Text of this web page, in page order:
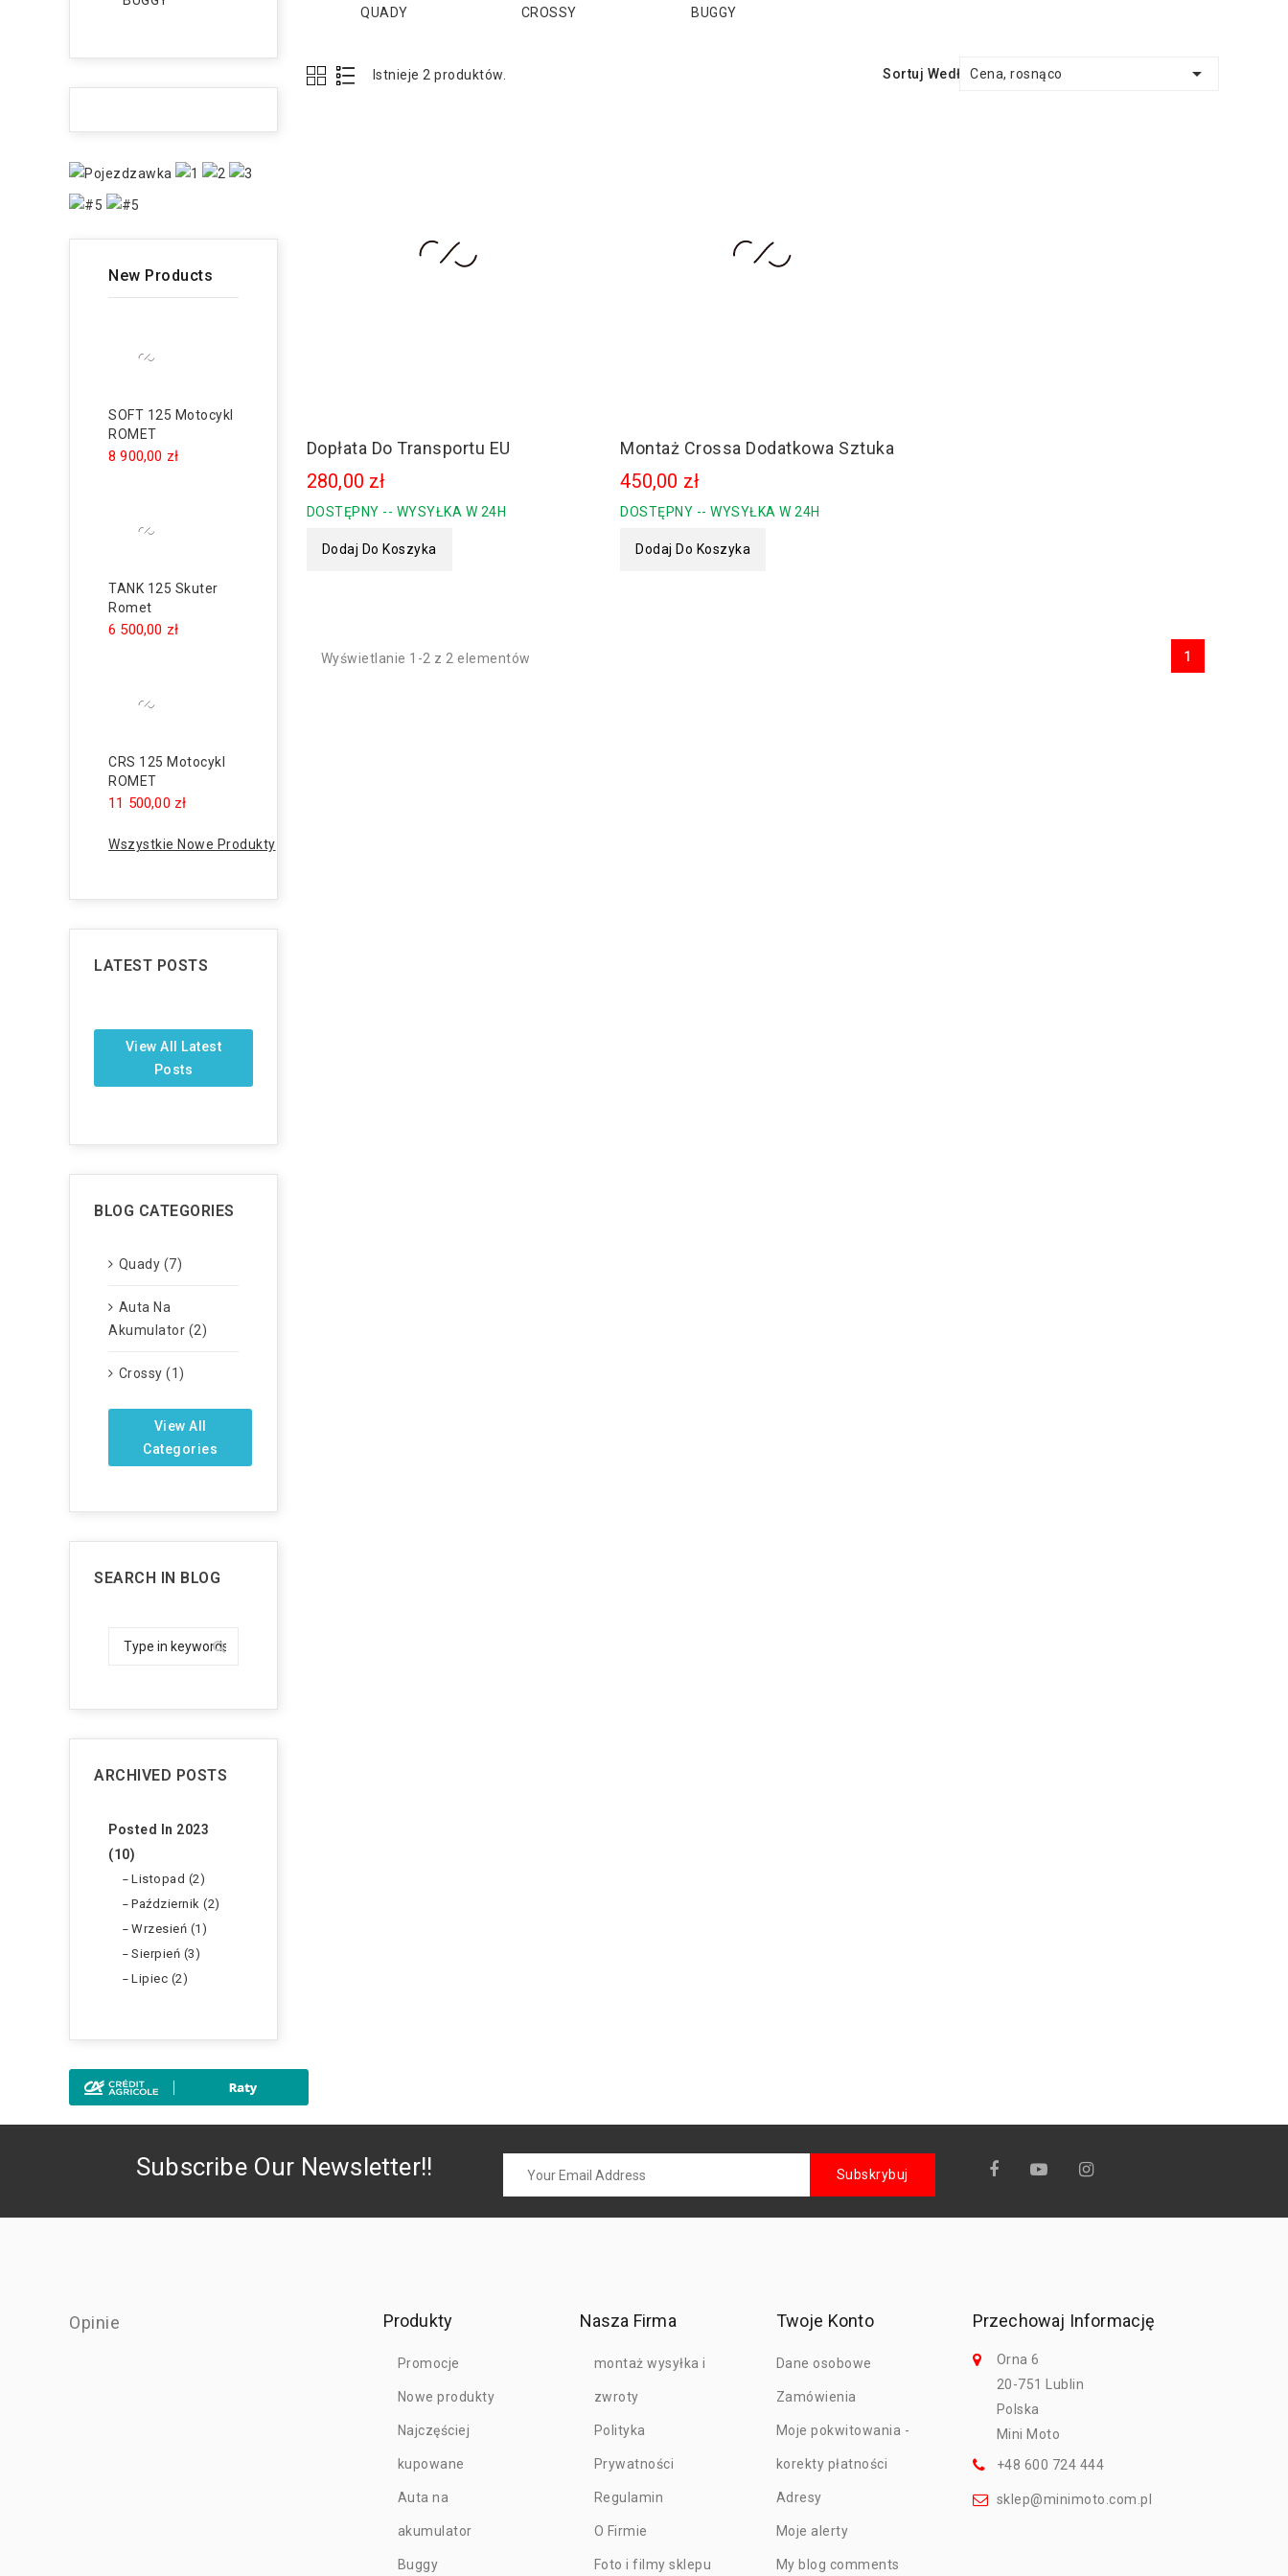
New Products
SOFT 125 Motocykl
ROMET
8 900,00 zł
TANK 125 Skuter
Romet
6 500,00 zł
CRS 125 Motocykl
ROMET
11 500,00 zł
Wszystkie Nowe Produkty
LATEST POSTS
View All Latest
Posts
BLOG CATEGORIES
Quady (7)
Auta Na
Akumulator (2)
Crossy (1)
View All
Categories
SEARCH IN BLOG
ARCHIVED POSTS
Posted In 2023
(10)
Listopad (2)
Październik (2)
Wrzesień (1)
Sierpień (3)
Lipiec (2)
QUADY CROSSY BUGGY
Istnieje 2 produktów. Sortuj Według:Cena, rosnąco 
Dopłata Do Transportu EU
280,00 zł
DOSTĘPNY -- WYSYŁKA W 24H
Dodaj Do Koszyka
Montaż Crossa Dodatkowa Sztuka
450,00 zł
DOSTĘPNY -- WYSYŁKA W 24H
Dodaj Do Koszyka
Wyświetlanie 1-2 z 2 elementów 1
Subscribe Our Newsletter!!
Opinie Produkty
Promocje
Nowe produkty
Najczęściej
kupowane
Auta na
akumulator
Buggy
Nasza Firma
montaż wysyłka i
zwroty
Polityka
Prywatności
Regulamin
O Firmie
Foto i filmy sklepu
Twoje Konto
Dane osobowe
Zamówienia
Moje pokwitowania -
korekty płatności
Adresy
Moje alerty
My blog comments
Przechowaj Informację
Orna 6
20-751 Lublin
Polska
Mini Moto
+48 600 724 444
sklep@minimoto.com.pl